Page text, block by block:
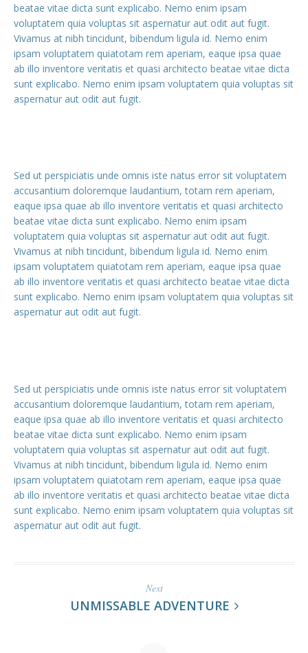
beatae vitae dicta sunt explicabo. Nemo enim ipsam
voluptatem quia voluptas sit aspernatur aut odit aut fugit.
Vivamus at nibh tincidunt, bibendum ligula id. Nemo enim
ipsam voluptatem quiatotam rem aperiam, eaque ipsa quae
ab illo inventore veritatis et quasi architecto beatae vitae dicta
sunt explicabo. Nemo enim ipsam voluptatem quia voluptas sit
aspernatur aut odit aut fugit.
Sed ut perspiciatis unde omnis iste natus error sit voluptatem
accusantium doloremque laudantium, totam rem aperiam,
eaque ipsa quae ab illo inventore veritatis et quasi architecto
beatae vitae dicta sunt explicabo. Nemo enim ipsam
voluptatem quia voluptas sit aspernatur aut odit aut fugit.
Vivamus at nibh tincidunt, bibendum ligula id. Nemo enim
ipsam voluptatem quiatotam rem aperiam, eaque ipsa quae
ab illo inventore veritatis et quasi architecto beatae vitae dicta
sunt explicabo. Nemo enim ipsam voluptatem quia voluptas sit
aspernatur aut odit aut fugit.
Sed ut perspiciatis unde omnis iste natus error sit voluptatem
accusantium doloremque laudantium, totam rem aperiam,
eaque ipsa quae ab illo inventore veritatis et quasi architecto
beatae vitae dicta sunt explicabo. Nemo enim ipsam
voluptatem quia voluptas sit aspernatur aut odit aut fugit.
Vivamus at nibh tincidunt, bibendum ligula id. Nemo enim
ipsam voluptatem quiatotam rem aperiam, eaque ipsa quae
ab illo inventore veritatis et quasi architecto beatae vitae dicta
sunt explicabo. Nemo enim ipsam voluptatem quia voluptas sit
aspernatur aut odit aut fugit.
Next
UNMISSABLE ADVENTURE